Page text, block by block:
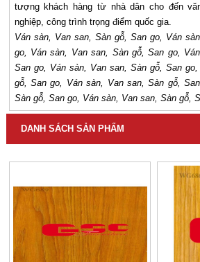
tượng khách hàng từ nhà dân cho đến
nghiệp, công trình trọng điểm quốc gia.
Ván sàn, Van san, Sàn gỗ, San go, Ván
go, Ván sàn, Van san, Sàn gỗ, San go,
San go, Ván sàn, Van san, Sàn gỗ, San
gỗ, San go, Ván sàn, Van san, Sàn gỗ,
Sàn gỗ, San go, Ván sàn, Van san, Sàn gỗ,
DANH SÁCH SẢN PHẨM